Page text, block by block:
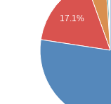
17.1%